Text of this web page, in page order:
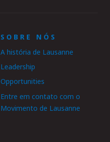
SOBRE NÓS
A história de Lausanne
Leadership
Opportunities
Entre em contato com o
Movimento de Lausanne